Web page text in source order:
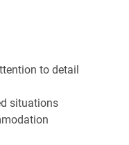
to detail
situations